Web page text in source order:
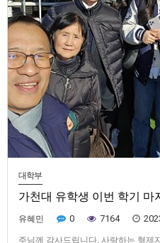
대학부
가천대 유학생 이번 학기 마
유혜민 0 7164
주님께 감사드립니다. 사랑하는 형제